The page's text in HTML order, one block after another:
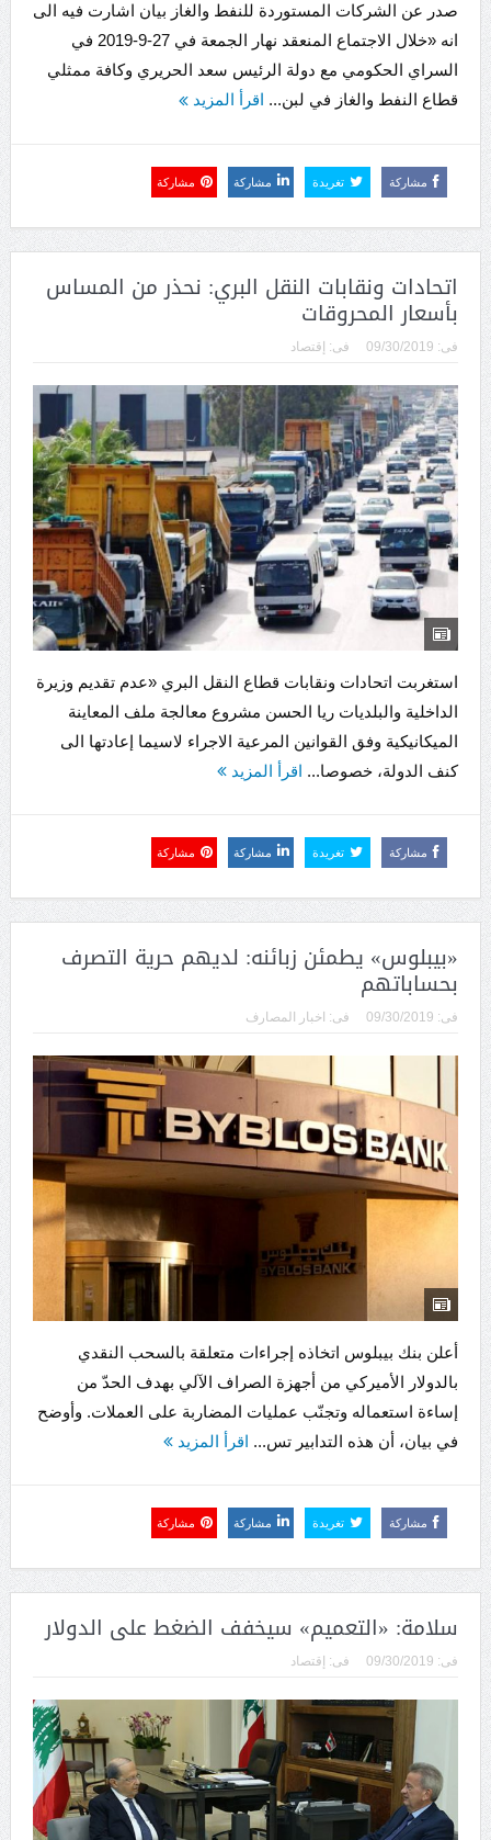
صدر عن الشركات المستوردة للنفط والغاز بيان اشارت فيه الى
انه «خلال الاجتماع المنعقد نهار الجمعة في 27-9-2019 في
السراي الحكومي مع دولة الرئيس سعد الحريري وكافة ممثلي
قطاع النفط والغاز في لبن... اقرأ المزيد
مشاركة تغريدة مشاركة مشاركة
اتحادات ونقابات النقل البري: نحذر من المساس
بأسعار المحروقات
فى: 09/30/2019 فى: إقتصاد
استغربت اتحادات ونقابات قطاع النقل البري «عدم تقديم وزيرة
الداخلية والبلديات ريا الحسن مشروع معالجة ملف المعاينة
الميكانيكية وفق القوانين المرعية الاجراء لاسيما إعادتها الى
كنف الدولة، خصوصا... اقرأ المزيد
مشاركة تغريدة مشاركة مشاركة
«بيبلوس» يطمئن زبائنه: لديهم حرية التصرف
بحساباتهم
فى: 09/30/2019 فى: اخبار المصارف
أعلن بنك بيبلوس اتخاذه إجراءات متعلقة بالسحب النقدي
بالدولار الأميركي من أجهزة الصراف الآلي بهدف الحدّ من
إساءة استعماله وتجنّب عمليات المضاربة على العملات. وأوضح
في بيان، أن هذه التدابير تس... اقرأ المزيد
مشاركة تغريدة مشاركة مشاركة
سلامة: «التعميم» سيخفف الضغط على الدولار
فى: 09/30/2019 فى: إقتصاد